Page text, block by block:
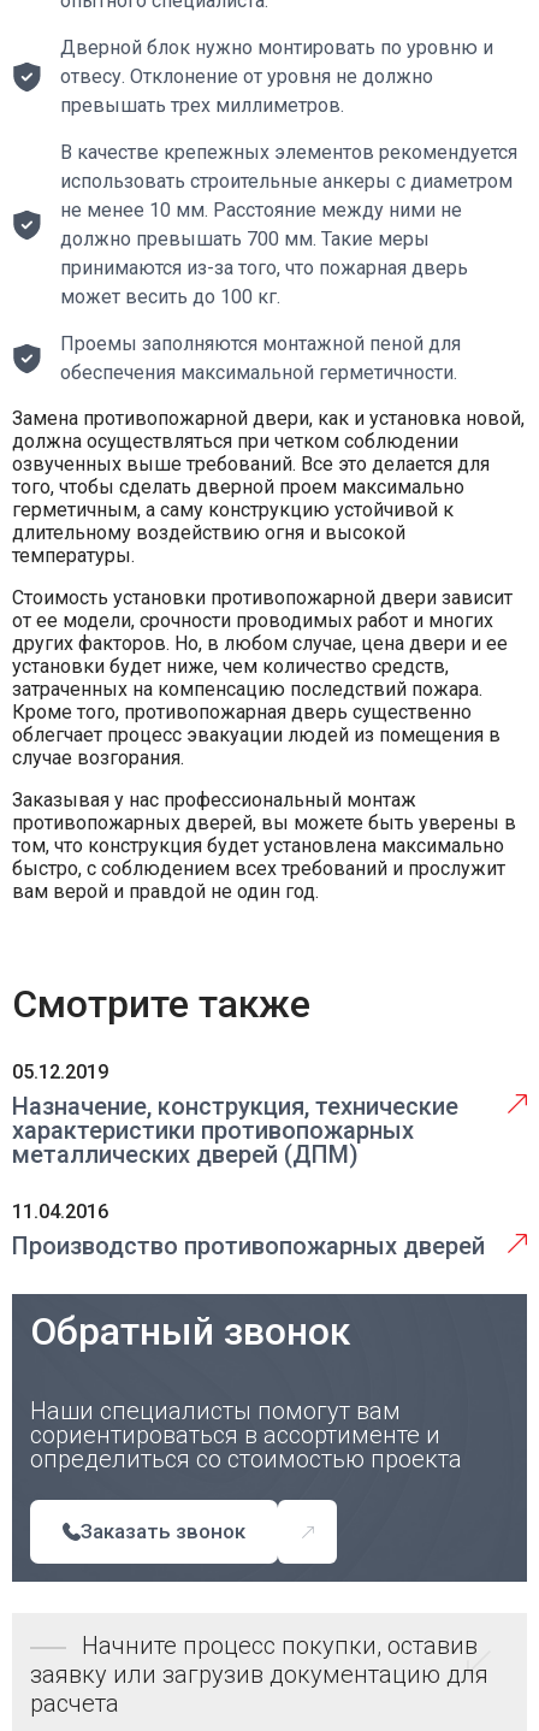
Дверной блок нужно монтировать по уровню и
отвесу. Отклонение от уровня не должно
превышать трех миллиметров.
В качестве крепежных элементов рекомендуется
использовать строительные анкеры с диаметром
не менее 10 мм. Расстояние между ними не
должно превышать 700 мм. Такие меры
принимаются из-за того, что пожарная дверь
может весить до 100 кг.
Проемы заполняются монтажной пеной для
обеспечения максимальной герметичности.
Замена противопожарной двери, как и установка новой,
должна осуществляться при четком соблюдении
озвученных выше требований. Все это делается для
того, чтобы сделать дверной проем максимально
герметичным, а саму конструкцию устойчивой к
длительному воздействию огня и высокой
температуры.
Стоимость установки противопожарной двери зависит
от ее модели, срочности проводимых работ и многих
других факторов. Но, в любом случае, цена двери и ее
установки будет ниже, чем количество средств,
затраченных на компенсацию последствий пожара.
Кроме того, противопожарная дверь существенно
облегчает процесс эвакуации людей из помещения в
случае возгорания.
Заказывая у нас профессиональный монтаж
противопожарных дверей, вы можете быть уверены в
том, что конструкция будет установлена максимально
быстро, с соблюдением всех требований и прослужит
вам верой и правдой не один год.
Смотрите также
05.12.2019
Назначение, конструкция, технические
характеристики противопожарных
металлических дверей (ДПМ)
11.04.2016
Производство противопожарных дверей
Обратный звонок
Наши специалисты помогут вам
сориентироваться в ассортименте и
определиться со стоимостью проекта
Заказать звонок
Начните процесс покупки, оставив
заявку или загрузив документацию для
расчета